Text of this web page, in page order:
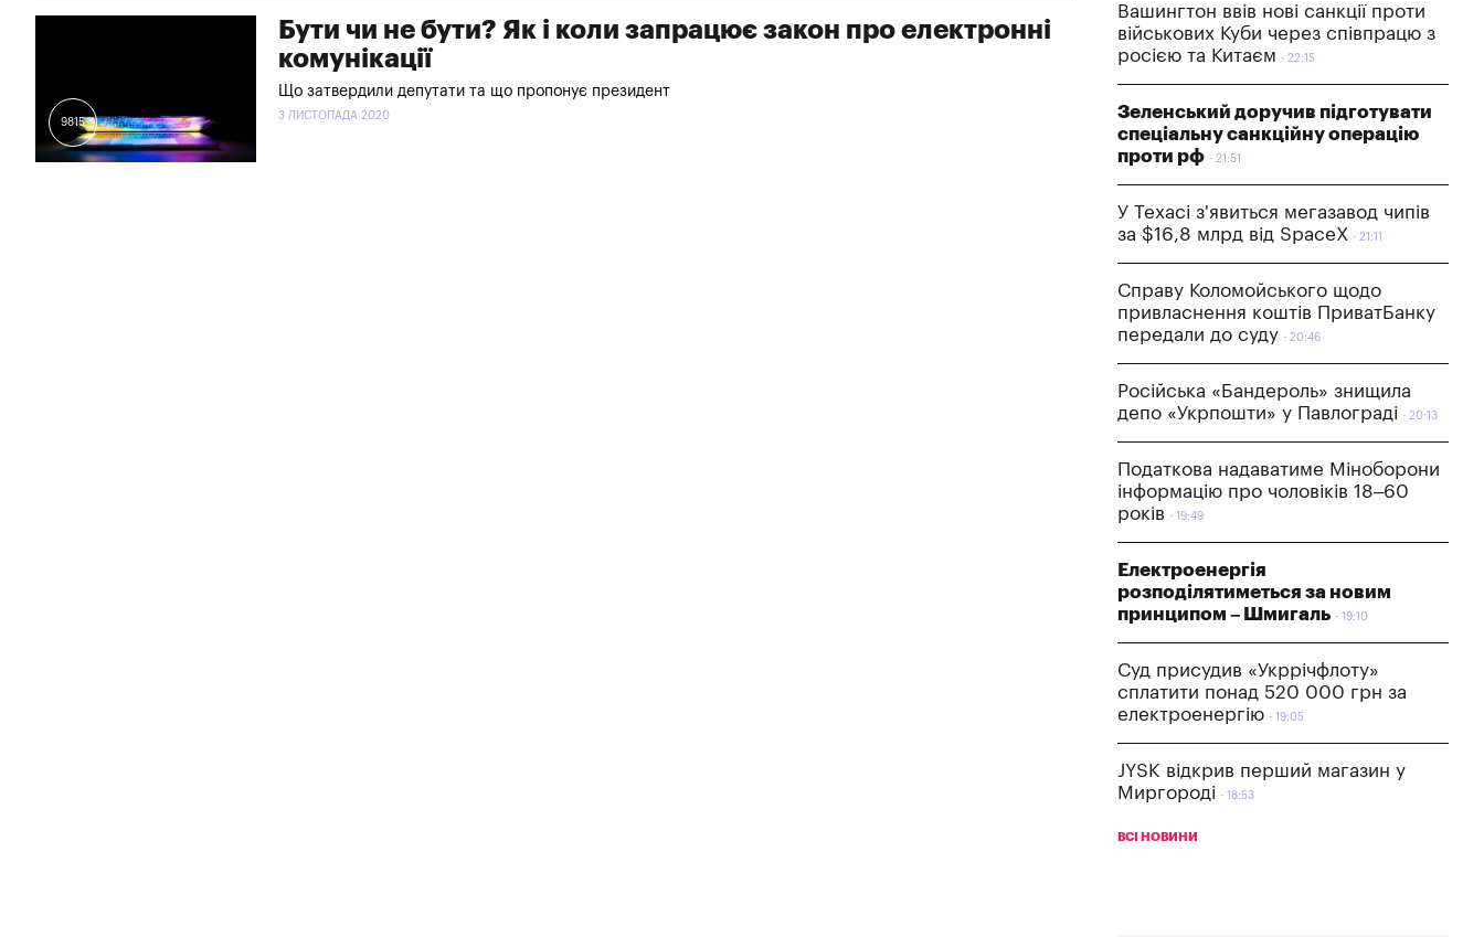
9815
Бути чи не бути? Як і коли запрацює закон про електронні
комунікації
Що затвердили депутати та що пропонує президент
3 ЛИСТОПАДА 2020
Вашингтон ввів нові санкції проти
військових Куби через співпрацю з
росією та Китаєм
22:15
Зеленський доручив підготувати
спеціальну санкційну операцію
проти рф
21:51
У Техасі з'явиться мегазавод чипів
за $16,8 млрд від SpaceX
21:11
Справу Коломойського щодо
привласнення коштів ПриватБанку
передали до суду
20:46
Російська «Бандероль» знищила
депо «Укрпошти» у Павлограді
20:13
Податкова надаватиме Міноборони
інформацію про чоловіків 18–60
років
19:49
Електроенергія
розподілятиметься за новим
принципом – Шмигаль
19:10
Суд присудив «Укррічфлоту»
сплатити понад 520 000 грн за
електроенергію
19:05
JYSK відкрив перший магазин у
Миргороді
18:53
ВСІ НОВИНИ